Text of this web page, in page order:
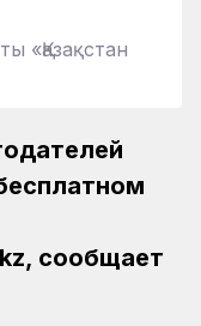
«Қазақстан
сообщает